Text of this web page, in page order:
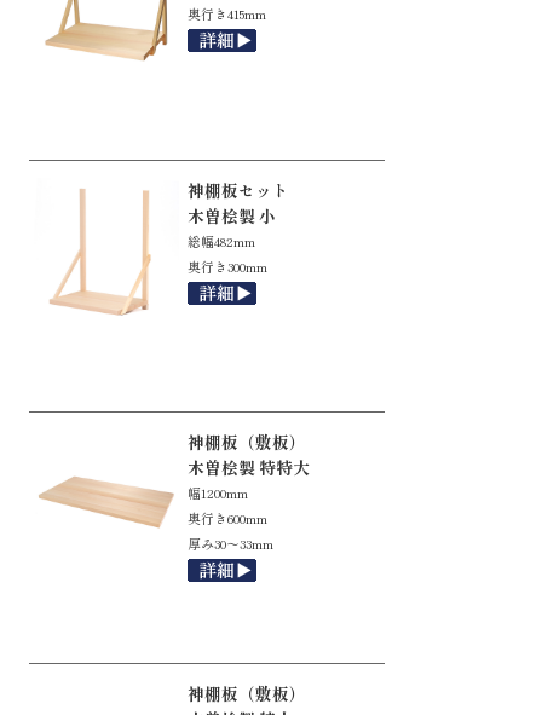
奥行き415mm
神棚板セット
木曽桧製 小
総幅482mm
奥行き300mm
神棚板（敷板）
木曽桧製 特特大
幅1200mm
奥行き600mm
厚み30～33mm
神棚板（敷板）